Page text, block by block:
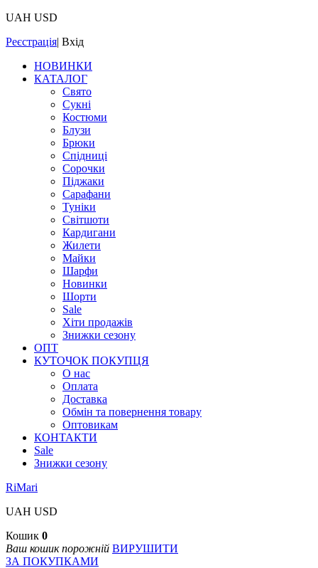
UAH USD
Реєстрація| Вхід
НОВИНКИ
КАТАЛОГ
Свято
Сукні
Костюми
Блузи
Брюки
Спідниці
Сорочки
Піджаки
Сарафани
Туніки
Світшоти
Кардигани
Жилети
Майки
Шарфи
Новинки
Шорти
Sale
Хіти продажів
Знижки сезону
ОПТ
КУТОЧОК ПОКУПЦЯ
О нас
Оплата
Доставка
Обмін та повернення товару
Оптовикам
КОНТАКТИ
Sale
Знижки сезону
RiMari
UAH USD
Кошик 0
Ваш кошик порожній ВИРУШИТИ
ЗА ПОКУПКАМИ